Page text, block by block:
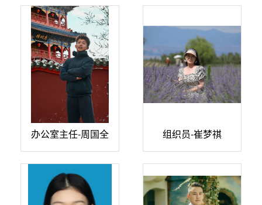
办公室主任-周国全 组织员-崔梦祺